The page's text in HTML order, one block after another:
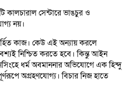
কালচারাল সেন্টারে ভাঙচুর ও
নয়।
কাজ। কেউ এই অন্যায় করলে
নিশ্চিত করতে হবে। কিন্তু আইন
ধর্ম অবমাননার অভিযোগে এক হিন্দু
অগ্রহণযোগ্য। বিচার নিজ হাতে